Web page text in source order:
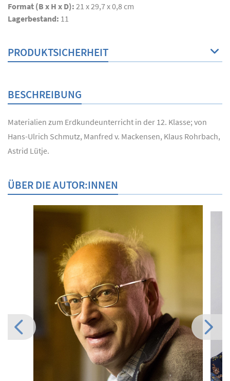
Format (B x H x D): 21 x 29,7 x 0,8 cm
Lagerbestand: 11
PRODUKTSICHERHEIT
BESCHREIBUNG
Materialien zum Erdkundeunterricht in der 12. Klasse; von
Hans-Ulrich Schmutz, Manfred v. Mackensen, Klaus Rohrbach,
Astrid Lütje.
ÜBER DIE AUTOR:INNEN